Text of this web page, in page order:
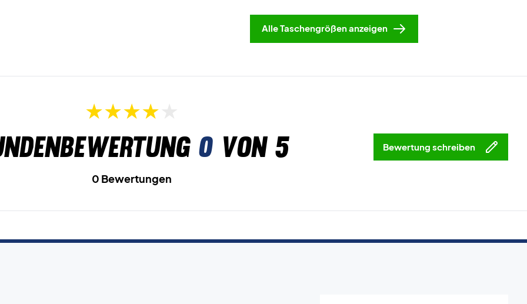
Alle Taschengrößen anzeigen
0von 5 Bewertung schreiben
0 Bewertungen